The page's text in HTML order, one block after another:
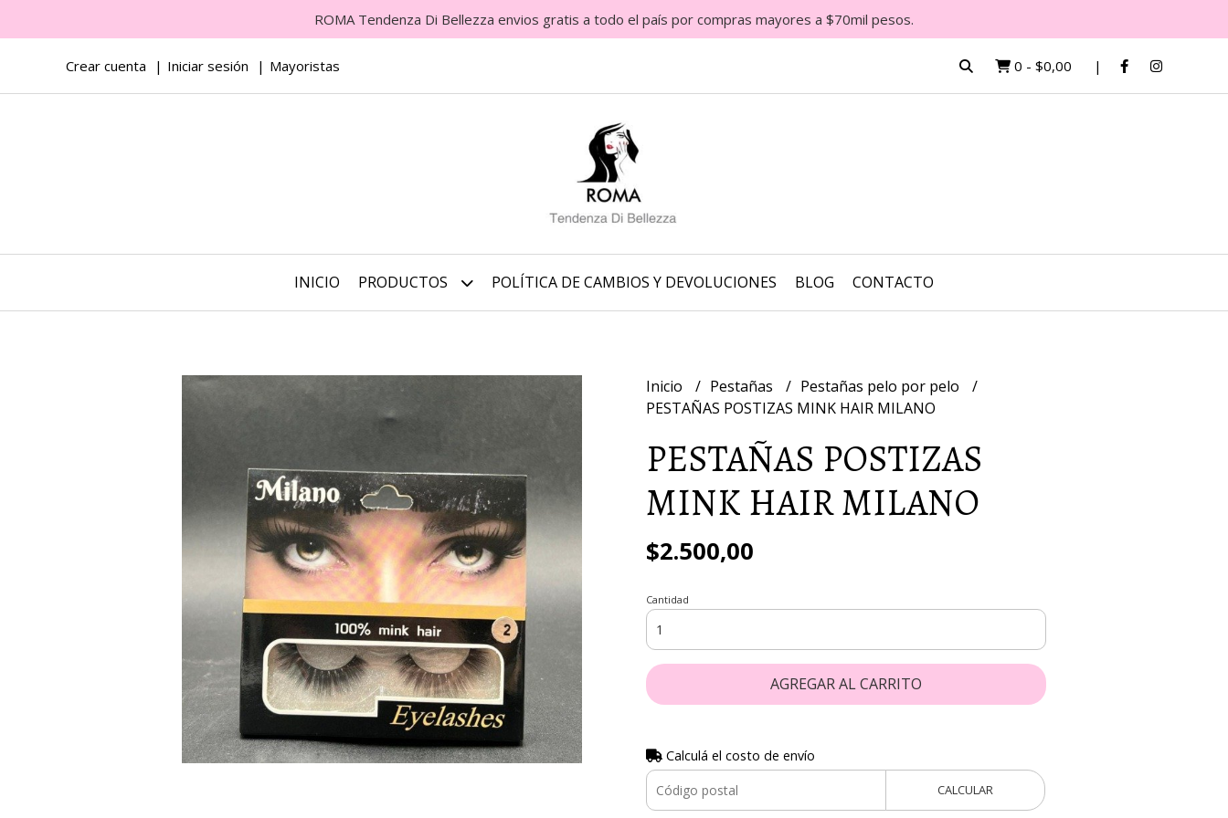
ROMA Tendenza Di Bellezza envios gratis a todo el país por compras mayores a $70mil pesos.
Crear cuenta Iniciar sesión Mayoristas 0 - $0,00
INICIO PRODUCTOS POLÍTICA DE CAMBIOS Y DEVOLUCIONES BLOG CONTACTO
Inicio Pestañas
Pestañas pelo por pelo
PESTAÑAS POSTIZAS MINK HAIR MILANO
PESTAÑAS POSTIZAS
MINK HAIR MILANO
$2.500,00
Cantidad
AGREGAR AL CARRITO
Calculá el costo de envío
CALCULAR